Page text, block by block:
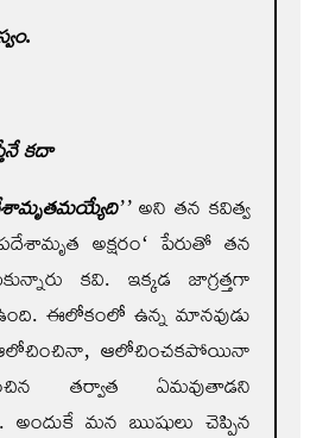
కదా
’’అని తన కవిత్వ
అక్షరం‘ పేరుతో తన
కవి. ఇక్కడ జాగ్రత్తగా
ఈలోకంలో ఉన్న మానవుడు
ఆలోచించకపోయినా
తర్వాత ఏమవుతాడని
అందుకే మన ఋషులు చెప్పిన